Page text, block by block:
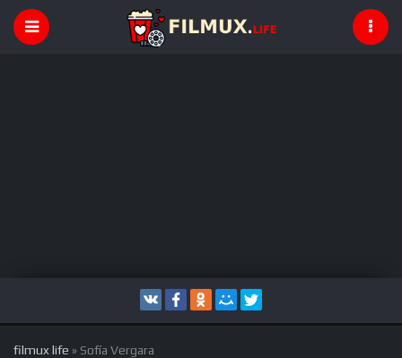
filmux life » Sofía Vergara